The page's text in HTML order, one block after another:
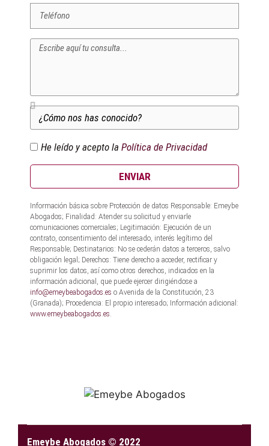
He leído y acepto la Política de Privacidad
ENVIAR
Información básica sobre Protección de datos Responsable: Emeybe
Abogados; Finalidad: Atender su solicitud y enviarle
comunicaciones comerciales; Legitimación: Ejecución de un
contrato, consentimiento del interesado, interés legítimo del
Responsable; Destinatarios: No se cederán datos a terceros, salvo
obligación legal; Derechos: Tiene derecho a acceder, rectificar y
suprimir los datos, así como otros derechos, indicados en la
información adicional, que puede ejercer dirigiéndose a
info@emeybeabogados.es o Avenida de la Constitución, 23
(Granada); Procedencia: El propio interesado; Información adicional:
www.emeybeabogados.es.
Emeybe Abogados © 2022